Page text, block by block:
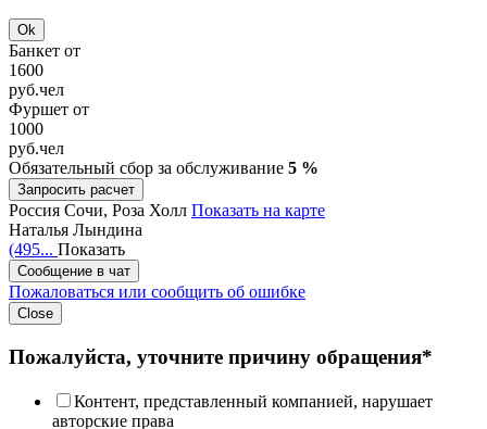
Ok
Банкет от
1600
руб.чел
Фуршет от
1000
руб.чел
Обязательный сбор за обслуживание 5 %
Запросить расчет
Россия Сочи, Роза Холл Показать на карте
Наталья Лындина
(495... Показать
Сообщение в чат
Пожаловаться или сообщить об ошибке
Close
Пожалуйста, уточните причину обращения*
Контент, представленный компанией, нарушает
авторские права